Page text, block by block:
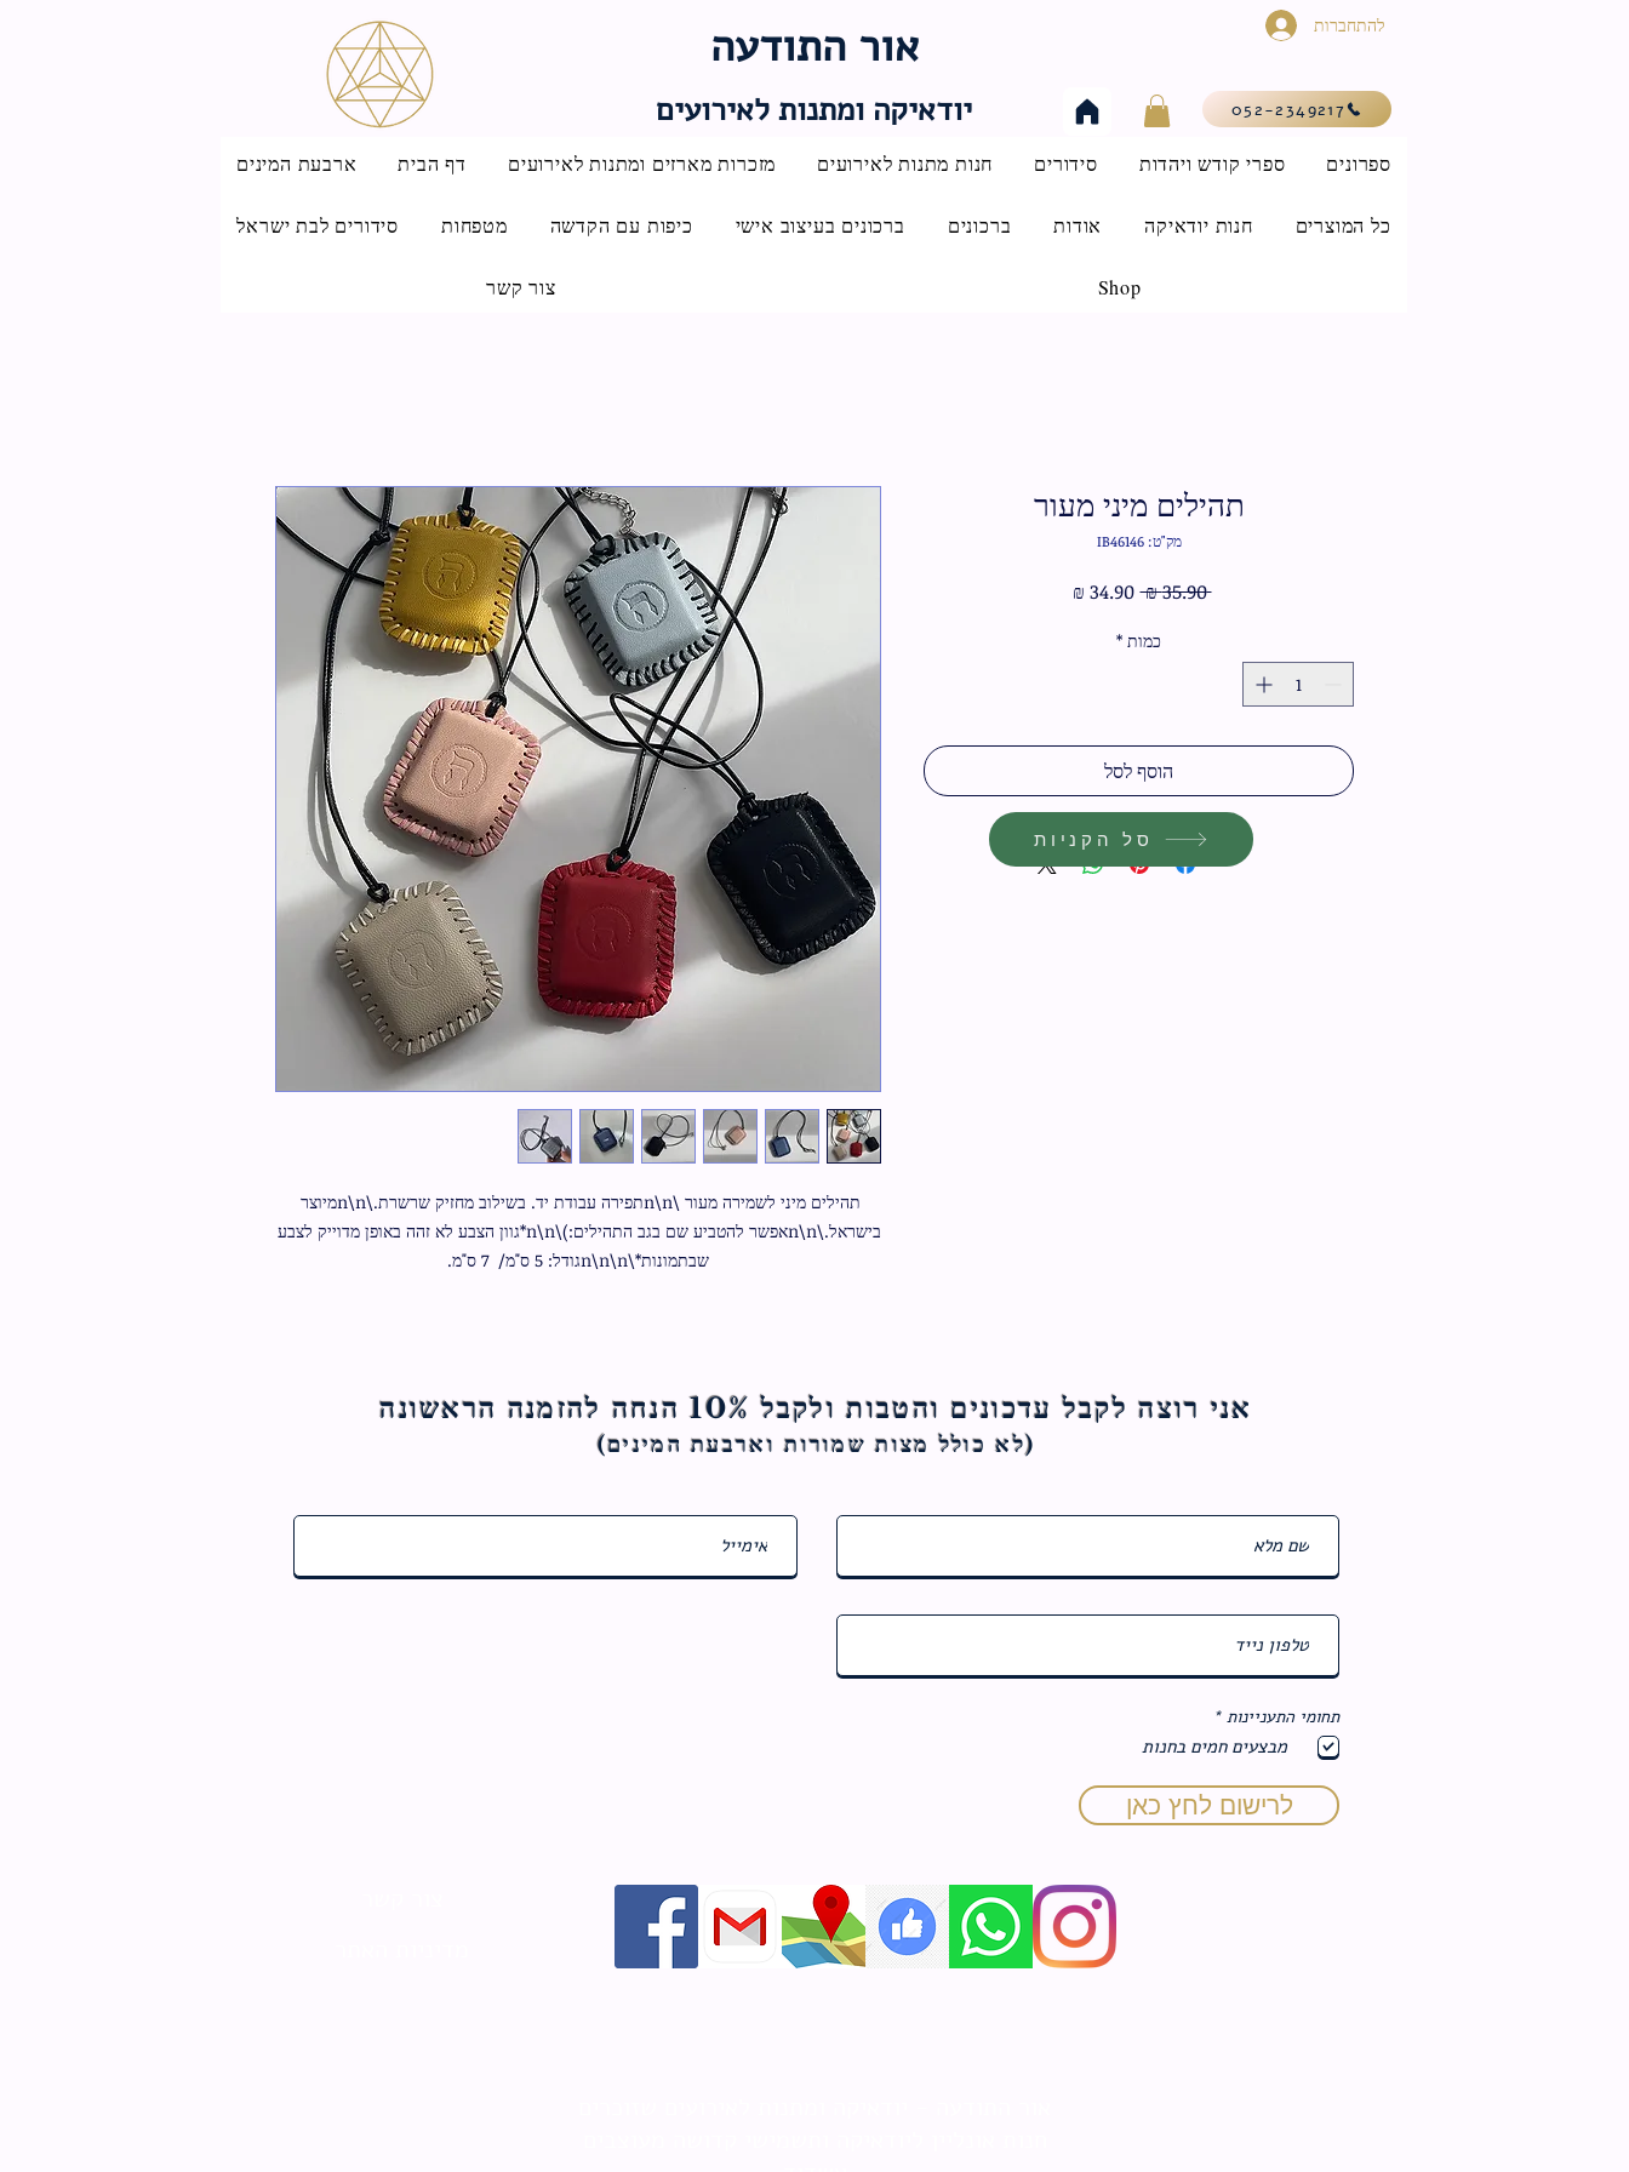
אור התודעה
יודאיקה ומתנות לאירועים
להתחברות
052-2349217
ארבעת המינים דף הבית מזכרות מארזים ומתנות לאירועים חנות מתנות לאירועים סידורים ספרי קודש ויהדות ספרונים
סידורים לבת ישראל מטפחות כיפות עם הקדשה ברכונים בעיצוב אישי ברכונים אודות חנות יודאיקה כל המוצרים
צור קשר Shop
שבתמונות*\n\n\nגודל: 5 ס"מ/  7 ס"מ.
תהילים מיני מעור
מק"ט: IB46146
‏35.90 ‏₪
מחיר
‏34.90 ‏₪
כמות *
הוסף לסל
סל הקניות
אני רוצה לקבל עדכונים והטבות ולקבל 10% הנחה להזמנה הראשונה
(לא כולל מצות שמורות וארבעת המינים)
תחומי התעניינות *
ב
מבצעים חמים בחנות
לרישום לחץ כאן